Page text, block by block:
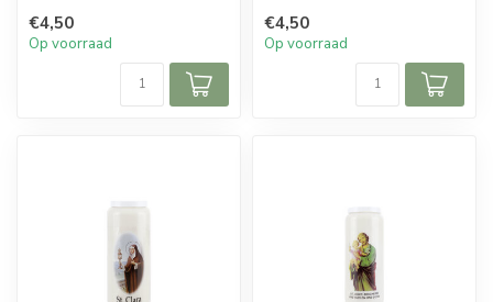
€4,50
Op voorraad
€4,50
Op voorraad